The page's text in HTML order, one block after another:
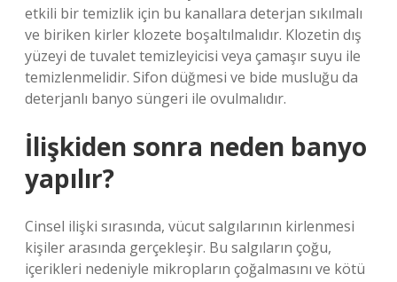
etkili bir temizlik için bu kanallara deterjan sıkılmalı
ve biriken kirler klozete boşaltılmalıdır. Klozetin dış
yüzeyi de tuvalet temizleyicisi veya çamaşır suyu ile
temizlenmelidir. Sifon düğmesi ve bide musluğu da
deterjanlı banyo süngeri ile ovulmalıdır.
İlişkiden sonra neden banyo
yapılır?
Cinsel ilişki sırasında, vücut salgılarının kirlenmesi
kişiler arasında gerçekleşir. Bu salgıların çoğu,
içerikleri nedeniyle mikropların çoğalmasını ve kötü